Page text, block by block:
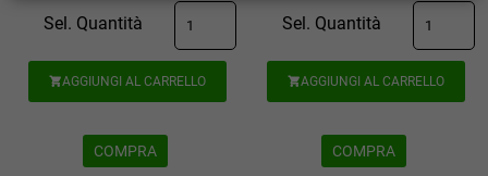
Sel. Quantità
AGGIUNGI AL CARRELLO
COMPRA
Sel. Quantità
AGGIUNGI AL CARRELLO
COMPRA